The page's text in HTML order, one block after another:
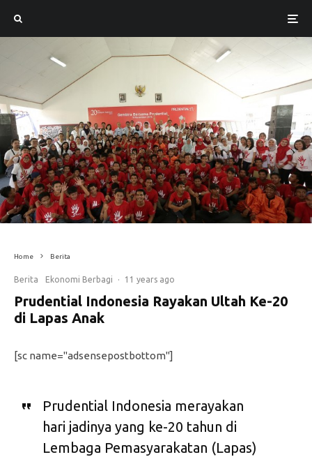
Home Berita
Berita Ekonomi Berbagi · 11 years ago
Prudential Indonesia Rayakan Ultah Ke-20
di Lapas Anak
[sc name="adsensepostbottom"]
Prudential Indonesia merayakan
hari jadinya yang ke-20 tahun di
Lembaga Pemasyarakatan (Lapas)